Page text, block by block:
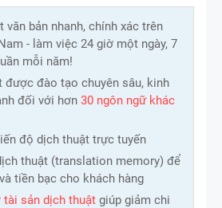
văn bản nhanh, chính xác trên
- làm việc 24 giờ một ngày, 7
mỗi năm!
được đào tạo chuyên sâu, kinh
đối với hơn 30 ngôn ngữ khác
độ dịch thuật trực tuyến
thuật (translation memory) để
tiền bạc cho khách hàng
tài sản dịch thuật giúp giảm chi